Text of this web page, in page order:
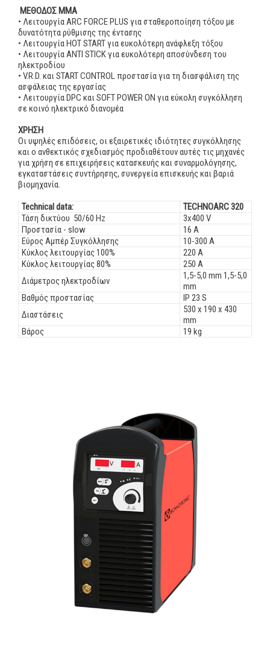
ΜΕΘΟΔΟΣ ΜΜΑ
• Λειτουργία ARC FORCE PLUS για σταθεροποίηση τόξου με
δυνατότητα ρύθμισης της έντασης
• Λειτουργία HOT START για ευκολότερη ανάφλεξη τόξου
• Λειτουργία ANTI STICK για ευκολότερη αποσύνδεση του
ηλεκτροδίου
• V.R.D. και START CONTROL προστασία για τη διασφάλιση της
ασφάλειας της εργασίας
• Λειτουργία DPC και SOFT POWER ON για εύκολη συγκόλληση
σε κοινό ηλεκτρικό διανομέα
ΧΡΗΣΗ
Οι υψηλές επιδόσεις, οι εξαιρετικές ιδιότητες συγκόλλησης
και ο ανθεκτικός σχεδιασμός προδιαθέτουν αυτές τις μηχανές
για χρήση σε επιχειρήσεις κατασκευής και συναρμολόγησης,
εγκαταστάσεις συντήρησης, συνεργεία επισκευής και βαριά
βιομηχανία.
Technical data:
TECHNOARC 320
Τάση δικτύου 50/60 Hz
3x400 V
Προστασία - slow
16 A
Εύρος Αμπέρ Συγκόλλησης
10-300 A
Κύκλος λειτουργίας 100%
220 A
Κύκλος λειτουργίας 80%
250 A
Διάμετρος ηλεκτροδίων
1,5-5,0 mm 1,5-5,0
mm
Βαθμός προστασίας
IP 23 S
Διαστάσεις
530 x 190 x 430
mm
Βάρος
19 kg